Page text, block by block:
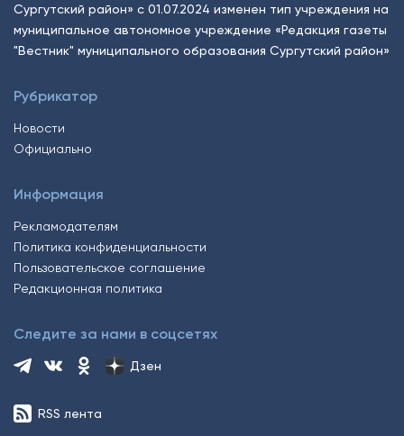
Сургутский район» с 01.07.2024 изменен тип учреждения на
муниципальное автономное учреждение «Редакция газеты
"Вестник" муниципального образования Сургутский район»
Рубрикатор
Новости
Официально
Информация
Рекламодателям
Политика конфиденциальности
Пользовательское соглашение
Редакционная политика
Следите за нами в соцсетях
Дзен
RSS лента